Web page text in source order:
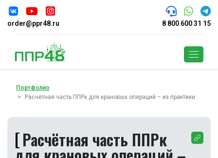
order@ppr48.ru 8 800 600 31 15
Портфолио
Расчётная часть ППРк для крановых операций – из практики
Расчётная часть ППРк